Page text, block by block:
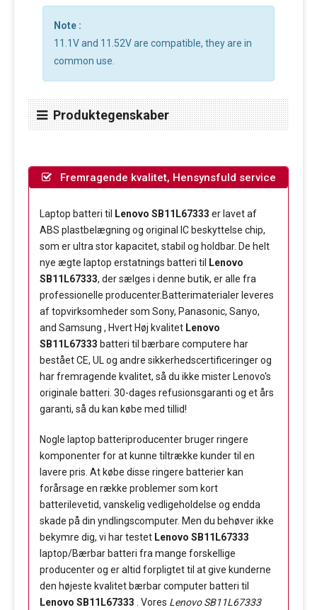
Note :
11.1V and 11.52V are compatible, they are in
common use.
Produktegenskaber
Fremragende kvalitet, Hensynsfuld service
Laptop batteri til Lenovo SB11L67333 er lavet af
ABS plastbelægning og original IC beskyttelse chip,
som er ultra stor kapacitet, stabil og holdbar. De helt
nye ægte laptop erstatnings batteri til
Lenovo
SB11L67333, der sælges i denne butik, er alle fra
professionelle producenter.Batterimaterialer leveres
af topvirksomheder som Sony, Panasonic, Sanyo,
and Samsung , Hvert Høj kvalitet Lenovo
SB11L67333 batteri til bærbare computere har
bestået CE, UL og andre sikkerhedscertificeringer og
har fremragende kvalitet, så du ikke mister Lenovo's
originale batteri. 30-dages refusionsgaranti og et års
garanti, så du kan købe med tillid!
Nogle laptop batteriproducenter bruger ringere
komponenter for at kunne tiltrække kunder til en
lavere pris. At købe disse ringere batterier kan
forårsage en række problemer som kort
batterilevetid, vanskelig vedligeholdelse og endda
skade på din yndlingscomputer. Men du behøver ikke
bekymre dig, vi har testet Lenovo SB11L67333
laptop/Bærbar batteri fra mange forskellige
producenter og er altid forpligtet til at give kunderne
den højeste kvalitet bærbar computer batteri til
Lenovo SB11L67333 . Vores Lenovo SB11L67333